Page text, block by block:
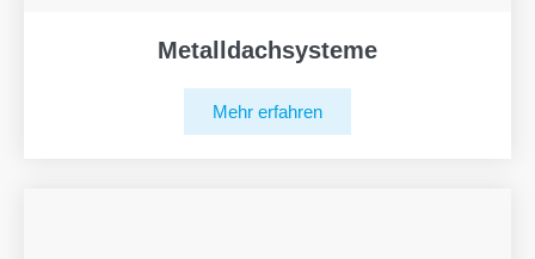
Metalldachsysteme
Mehr erfahren